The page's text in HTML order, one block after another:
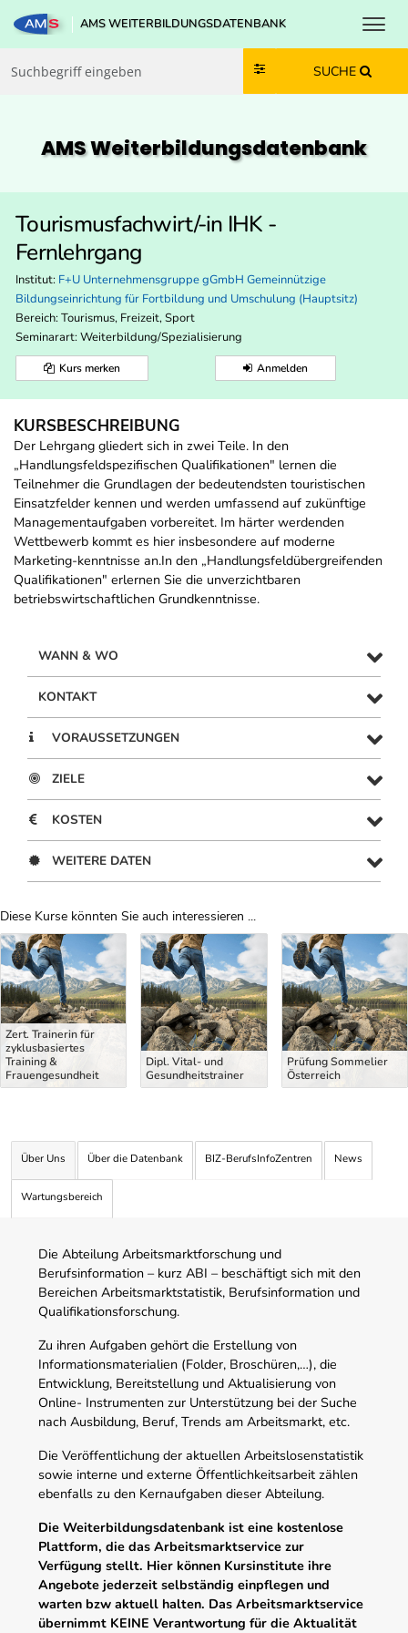
Zum Inhalt springen
Zum Navmenü springen
Zur Suche springen
Zur Footer springen
AMS WEITERBILDUNGSDATENBANK
SUCHE
AMS Weiterbildungs­datenbank
Tourismusfachwirt/-in IHK -
Fernlehrgang
Institut: F+U Unternehmensgruppe gGmbH Gemeinnützige
Bildungseinrichtung für Fortbildung und Umschulung (Hauptsitz)
Bereich: Tourismus, Freizeit, Sport
Seminarart: Weiterbildung/Spezialisierung
Kurs merken Anmelden
KURSBESCHREIBUNG
Der Lehrgang gliedert sich in zwei Teile. In den
„Handlungsfeldspezifischen Qualifikationen" lernen die
Teilnehmer die Grundlagen der bedeutendsten touristischen
Einsatzfelder kennen und werden umfassend auf zukünftige
Managementaufgaben vorbereitet. Im härter werdenden
Wettbewerb kommt es hier insbesondere auf moderne
Marketing-kenntnisse an.In den „Handlungsfeldübergreifenden
Qualifikationen" erlernen Sie die unverzichtbaren
betriebswirtschaftlichen Grundkenntnisse.
WANN & WO
KONTAKT
VORAUSSETZUNGEN
ZIELE
KOSTEN
WEITERE DATEN
Diese Kurse könnten Sie auch interessieren ...
Uber Weiterbildungsvorschläge
Zert. Trainerin für
zyklusbasiertes
Training &
Frauengesundheit
Dipl. Vital- und
Gesundheitstrainer
Prüfung Sommelier
Österreich
Über Uns Über die Datenbank BIZ-BerufsInfoZentren News
Wartungsbereich
Die Abteilung Arbeitsmarktforschung und
Berufsinformation – kurz ABI – beschäftigt sich mit den
Bereichen Arbeitsmarktstatistik, Berufsinformation und
Qualifikationsforschung.
Zu ihren Aufgaben gehört die Erstellung von
Informationsmaterialien (Folder, Broschüren,…), die
Entwicklung, Bereitstellung und Aktualisierung von
Online- Instrumenten zur Unterstützung bei der Suche
nach Ausbildung, Beruf, Trends am Arbeitsmarkt, etc.
Die Veröffentlichung der aktuellen Arbeitslosenstatistik
sowie interne und externe Öffentlichkeitsarbeit zählen
ebenfalls zu den Kernaufgaben dieser Abteilung.
Die Weiterbildungsdatenbank ist eine kostenlose
Plattform, die das Arbeitsmarktservice zur
Verfügung stellt. Hier können Kursinstitute ihre
Angebote jederzeit selbständig einpflegen und
warten bzw aktuell halten. Das Arbeitsmarktservice
übernimmt KEINE Verantwortung für die Aktualität